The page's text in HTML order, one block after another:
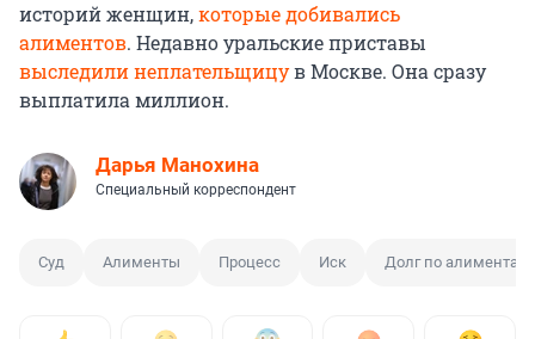
историй женщин,которые добивались
алиментов. Недавно уральские приставы
выследили неплательщицув Москве. Она сразу
выплатила миллион.
Дарья Манохина
Специальный корреспондент
Суд Алименты Процесс Иск Долг по алиментам